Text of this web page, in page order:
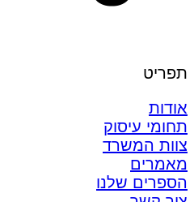
תפריט
אודות
תחומי עיסוק
צוות המשרד
מאמרים
הספרים שלנו